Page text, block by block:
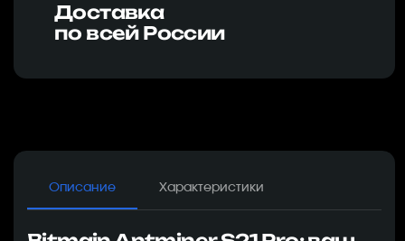
Доставка
по всей России
Описание Характеристики